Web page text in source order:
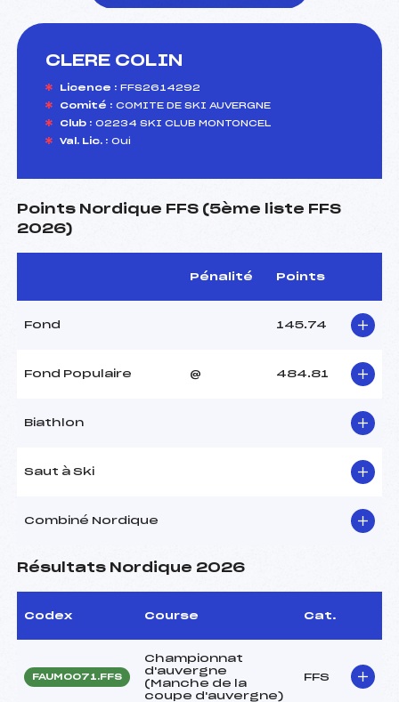
CLERE COLIN
Licence : FFS2614292
Comité : COMITE DE SKI AUVERGNE
Club : 02234 SKI CLUB MONTONCEL
Val. Lic. : Oui
Points Nordique FFS (5ème liste FFS
2026)
Pénalité Points
Fond 145.74
Fond Populaire @ 484.81
Biathlon
Saut à Ski
Combiné Nordique
Résultats Nordique 2026
Codex Course Cat.
FAUM0071.FFS
Championnat
d'auvergne
(Manche de la
coupe d'auvergne)
FFS